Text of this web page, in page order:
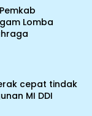
Lomba
cepat tindak
MI DDI